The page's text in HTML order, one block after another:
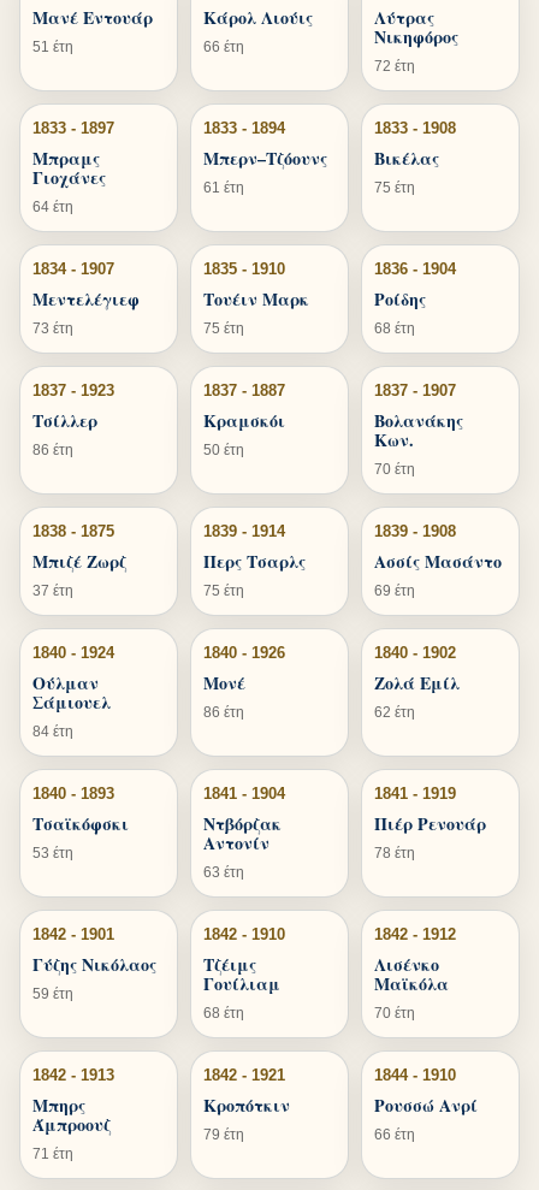
Μανέ Εντουάρ
51 έτη
Κάρολ Λιούις
66 έτη
Λύτρας
Νικηφόρος
72 έτη
1833 - 1897
Μπραμς
Γιοχάνες
64 έτη
1833 - 1894
Μπερν–Τζόουνς
61 έτη
1833 - 1908
Βικέλας
75 έτη
1834 - 1907
Μεντελέγιεφ
73 έτη
1835 - 1910
Τουέιν Μαρκ
75 έτη
1836 - 1904
Ροίδης
68 έτη
1837 - 1923
Τσίλλερ
86 έτη
1837 - 1887
Κραμσκόι
50 έτη
1837 - 1907
Βολανάκης
Κων.
70 έτη
1838 - 1875
Μπιζέ Ζωρζ
37 έτη
1839 - 1914
Περς Τσαρλς
75 έτη
1839 - 1908
Ασσίς Μασάντο
69 έτη
1840 - 1924
Ούλμαν
Σάμιουελ
84 έτη
1840 - 1926
Μονέ
86 έτη
1840 - 1902
Ζολά Εμίλ
62 έτη
1840 - 1893
Τσαϊκόφσκι
53 έτη
1841 - 1904
Ντβόρζακ
Αντονίν
63 έτη
1841 - 1919
Πιέρ Ρενουάρ
78 έτη
1842 - 1901
Γύζης Νικόλαος
59 έτη
1842 - 1910
Τζέιμς
Γουίλιαμ
68 έτη
1842 - 1912
Λισένκο
Μαϊκόλα
70 έτη
1842 - 1913
Μπηρς
Άμπροουζ
71 έτη
1842 - 1921
Κροπότκιν
79 έτη
1844 - 1910
Ρουσσώ Ανρί
66 έτη